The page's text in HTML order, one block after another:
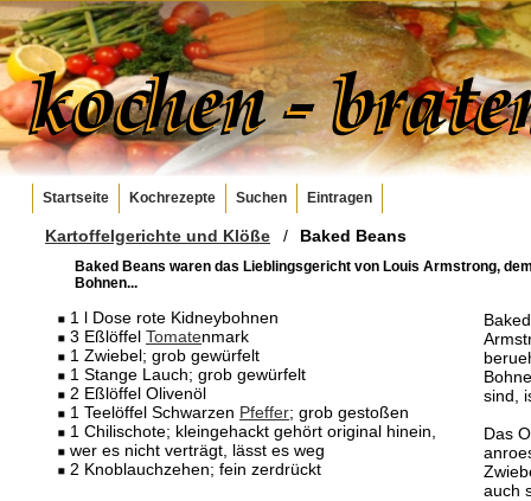
Startseite Kochrezepte Suchen Eintragen
Kartoffelgerichte und Klöße / Baked Beans
Baked Beans waren das Lieblingsgericht von Louis Armstrong,
Bohnen...
1 l Dose rote Kidneybohnen
3 Eßlöffel Tomatenmark
1 Zwiebel; grob gewürfelt
1 Stange Lauch; grob gewürfelt
2 Eßlöffel Olivenöl
1 Teelöffel Schwarzen Pfeffer; grob gestoßen
1 Chilischote; kleingehackt gehört original hinein,
wer es nicht verträgt, lässt es weg
2 Knoblauchzehen; fein zerdrückt
sind,
Das
auch